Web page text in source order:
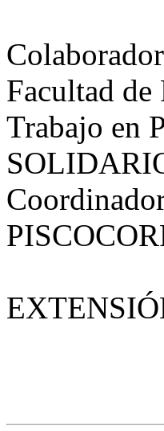
Facultad
Trabajo en